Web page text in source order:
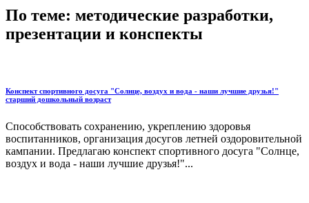
По теме: методические разработки,
презентации и конспекты
Конспект спортивного досуга "Солнце, воздух и вода - наши лучшие друзья!"
старший дошкольный возраст
Способствовать сохранению, укреплению здоровья
воспитанников, организация досугов летней оздоровительной
кампании. Предлагаю конспект спортивного досуга "Солнце,
воздух и вода - наши лучшие друзья!"...